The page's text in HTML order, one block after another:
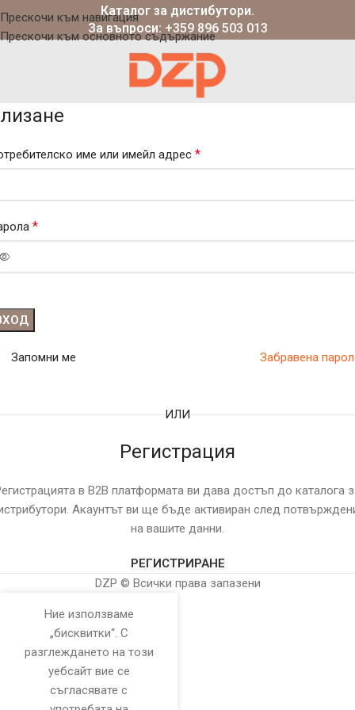
Прескочи към навигация
Прескочи към основното съдържание
Каталог за дистибутори.
За въпроси: +359 896 503 013
име или имейл адрес *
*
Забравена
Запомни ме
ИЛИ
Регистрация
в B2B платформата ви дава достъп до каталога
Акаунтът ви ще бъде активиран след
на вашите данни.
РЕГИСТРИРАНЕ
DZP © Всички права запазени
Ние използваме
„бисквитки“. С
разглеждането на този
уебсайт вие се
съгласявате с